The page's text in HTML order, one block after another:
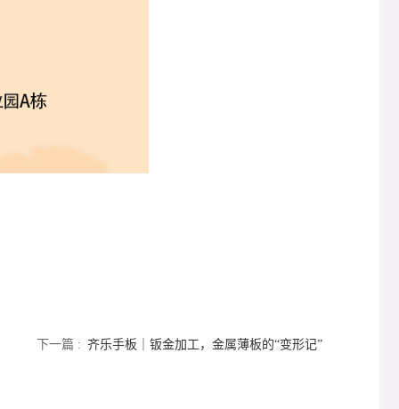
下一篇 : 齐乐手板｜钣金加工，金属薄板的“变形记”